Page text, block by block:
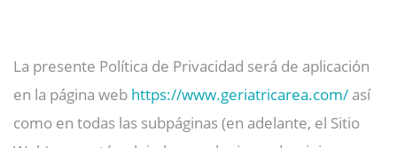
La presente Política de Privacidad será de aplicación
en la página web https://www.geriatricarea.com/ así
como en todas las subpáginas (en adelante, el Sitio